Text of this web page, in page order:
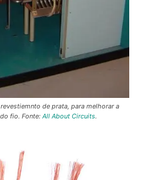
de prata, para melhorar a
fio. Fonte: All About Circuits.